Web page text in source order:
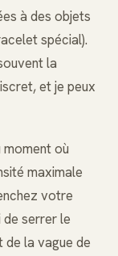
à des objets
spécial).
la
et je peux
moment où
maximale
votre
de serrer le
la vague de